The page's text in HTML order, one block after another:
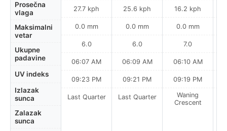
Prosečna
vlaga
Maksimalni
vetar
Ukupne
padavine
UV indeks
Izlazak
sunca
Zalazak
sunca
27.7 kph
0.0 mm
6.0
06:07 AM
09:23 PM
Last Quarter
25.6 kph
0.0 mm
6.0
06:09 AM
09:21 PM
Last Quarter
16.2 kph
0.0 mm
7.0
06:10 AM
09:19 PM
Waning
Crescent